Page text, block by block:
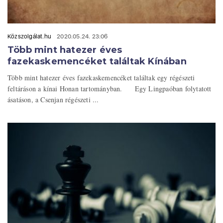
Közszolgálat.hu 2020.05.24. 23:06
Több mint hatezer éves
fazekaskemencéket találtak Kínában
Több mint hatezer éves fazekaskemencéket találtak egy régészeti
feltáráson a kínai Honan tartományban. Egy Lingpaóban folytatott
ásatáson, a Csenjan régészeti ...